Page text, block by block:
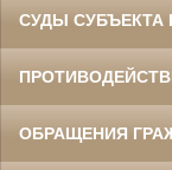
СУДЫ СУБЪЕКТА
ОБРАЩЕНИЯ